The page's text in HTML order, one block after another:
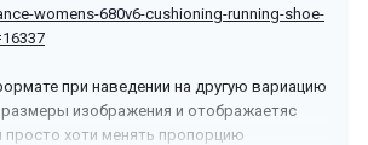
womens-680v6-cushioning-running-shoe-
при наведении на другую вариацию
размеры изображения и отображаетяс
хоти менять пропорцию